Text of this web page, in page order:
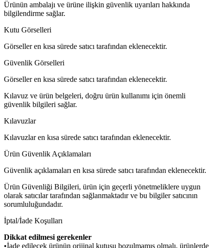
Ürünün ambalajı ve ürüne ilişkin güvenlik uyarıları hakkında
bilgilendirme sağlar.
Kutu Görselleri
Görseller en kısa sürede satıcı tarafından eklenecektir.
Güvenlik Görselleri
Görseller en kısa sürede satıcı tarafından eklenecektir.
Kılavuz ve ürün belgeleri, doğru ürün kullanımı için önemli
güvenlik bilgileri sağlar.
Kılavuzlar
Kılavuzlar en kısa sürede satıcı tarafından eklenecektir.
Ürün Güvenlik Açıklamaları
Güvenlik açıklamaları en kısa sürede satıcı tarafından eklenecektir.
Ürün Güvenliği Bilgileri, ürün için geçerli yönetmeliklere uygun
olarak satıcılar tarafından sağlanmaktadır ve bu bilgiler satıcının
sorumluluğundadır.
İptal/İade Koşulları
Dikkat edilmesi gerekenler
•İade edilecek ürünün orijinal kutusu bozulmamış olmalı, ürünlerde